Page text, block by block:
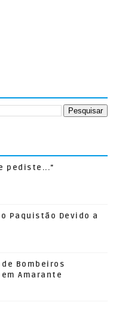
pediste..."
Paquistão Devido a
Bombeiros
Amarante